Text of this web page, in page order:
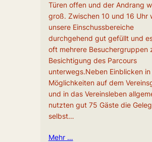
Türen offen und der Andrang
groß. Zwischen 10 und 16 Uhr
unsere Einschussbereiche
durchgehend gut gefüllt und
oft mehrere Besuchergruppen
Besichtigung des Parcours
unterwegs.Neben Einblicken
Möglichkeiten auf dem
und in das Vereinsleben
nutzten gut 75 Gäste die
selbst…
Mehr …